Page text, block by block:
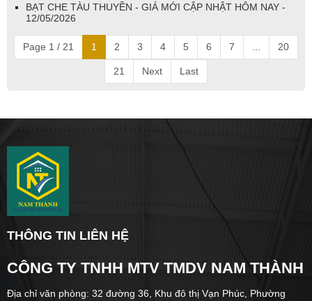
BẠT CHE TÀU THUYỀN - GIÁ MỚI CẬP NHẬT HÔM NAY -
12/05/2026
Page 1 / 21 1 2 3 4 5 6 7 20
21 Next Last
THÔNG TIN LIÊN HỆ
CÔNG TY TNHH MTV TMDV NAM THÀNH
Địa chỉ văn phòng: 32 đường 36, Khu đô thị Vạn Phúc, Phường